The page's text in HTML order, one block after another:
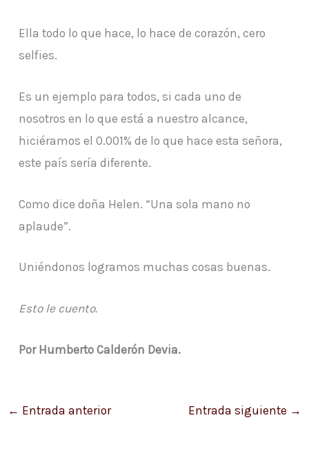
Ella todo lo que hace, lo hace de corazón, cero
selfies.
Es un ejemplo para todos, si cada uno de
nosotros en lo que está a nuestro alcance,
hiciéramos el 0.001% de lo que hace esta señora,
este país sería diferente.
Como dice doña Helen. “Una sola mano no
aplaude”.
Uniéndonos logramos muchas cosas buenas.
Esto le cuento.
Por Humberto Calderón Devia.
← Entrada anterior Entrada siguiente →